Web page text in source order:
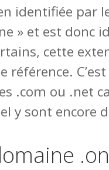
identifiée par
» et est donc
cette
référence.
.com ou .net
y sont encore